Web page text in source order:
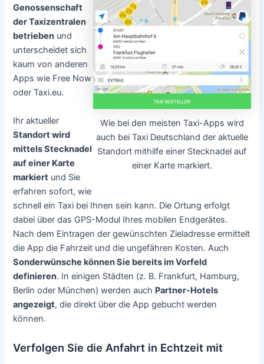
Wie bei den meisten Taxi-Apps wird
auch bei Taxi Deutschland der aktuelle
Standort mithilfe einer Stecknadel auf
einer Karte markiert.
Genossenschaft
der Taxizentralen
betrieben und
unterscheidet sich
kaum von anderen
Apps wie Free Now
oder Taxi.eu.
Ihr aktueller
Standort wird
mittels Stecknadel
auf einer Karte
markiert und Sie
erfahren sofort, wie
schnell ein Taxi bei Ihnen sein kann. Die Ortung erfolgt
dabei über das GPS-Modul Ihres mobilen Endgerätes.
Nach dem Eintragen der gewünschten Zieladresse ermittelt
die App die Fahrzeit und die ungefähren Kosten. Auch
Sonderwünsche können Sie bereits im Vorfeld
definieren. In einigen Städten (z. B. Frankfurt, Hamburg,
Berlin oder München) werden auch Partner-Hotels
angezeigt, die direkt über die App gebucht werden
können.
Verfolgen Sie die Anfahrt in Echtzeit mit